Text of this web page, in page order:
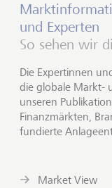
und Experten
So sehen wir
Die Expertinnen
die globale Markt-
unseren
Finanzmärkten,
fundierte
Market View